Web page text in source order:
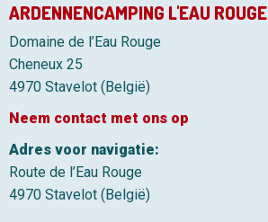
ARDENNENCAMPING L'EAU ROUGE
Domaine de l’Eau Rouge
Cheneux 25
4970 Stavelot (België)
Neem contact met ons op
Adres voor navigatie:
Route de l’Eau Rouge
4970 Stavelot (België)